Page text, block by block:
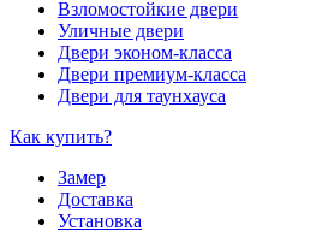
Взломостойкие двери
Уличные двери
Двери эконом-класса
Двери премиум-класса
Двери для таунхауса
Как купить?
Замер
Доставка
Установка